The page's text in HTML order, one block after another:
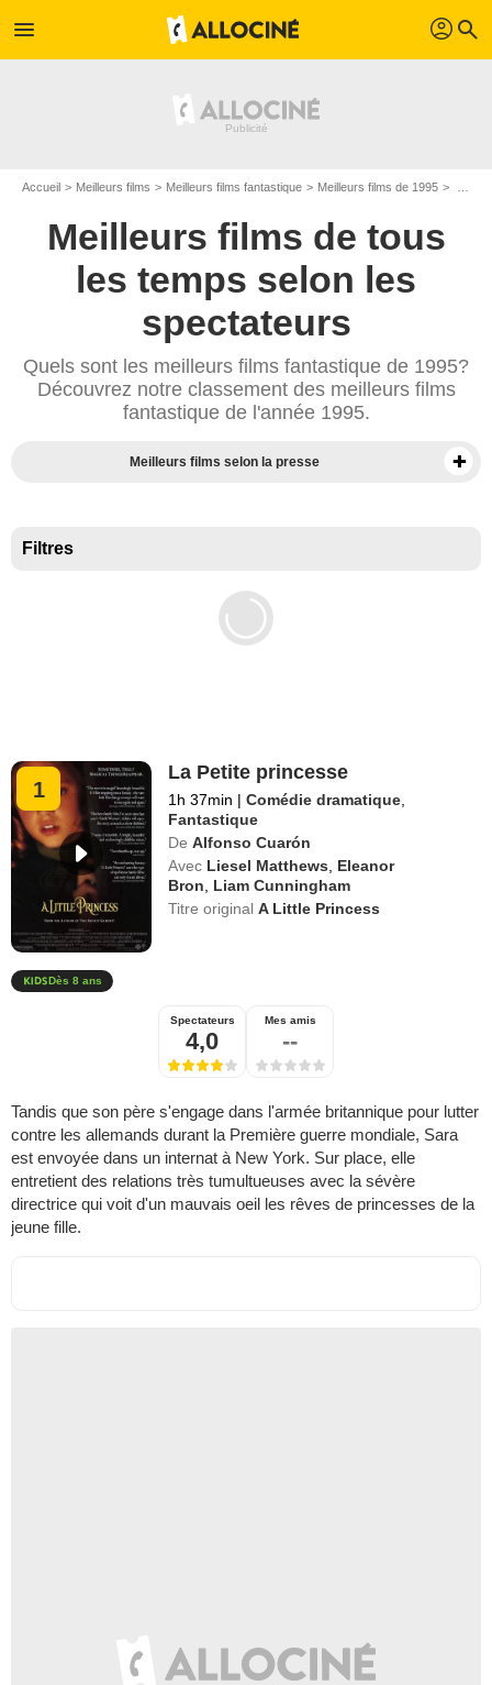
menu profil search
Accueil Meilleurs films Meilleurs films fantastique Meilleurs films de 1995
Meilleurs films de tous
les temps selon les
spectateurs
Quels sont les meilleurs films fantastique de 1995?
Découvrez notre classement des meilleurs films
fantastique de l'année 1995.
Meilleurs films selon la presse
Filtres
1
La Petite princesse
1h 37min | Comédie dramatique
Fantastique
De Alfonso Cuarón
Avec Liesel Matthews
Eleanor
Bron
Liam Cunningham
Titre originalA Little Princess
Dès 8 ans
Spectateurs
4,0
Mes amis
--
Tandis que son père s'engage dans l'armée britannique pour lutter
contre les allemands durant la Première guerre mondiale, Sara
est envoyée dans un internat à New York. Sur place, elle
entretient des relations très tumultueuses avec la sévère
directrice qui voit d'un mauvais oeil les rêves de princesses de la
jeune fille.